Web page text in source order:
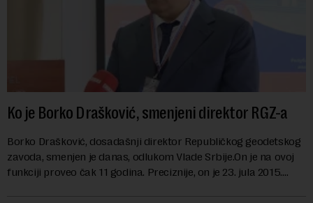
Ko je Borko Drašković, smenjeni direktor RGZ-a
Borko Drašković, dosadašnji direktor Republičkog geodetskog
zavoda, smenjen je danas, odlukom Vlade Srbije.On je na ovoj
funkciji proveo čak 11 godina. Preciznije, on je 23. jula 2015.